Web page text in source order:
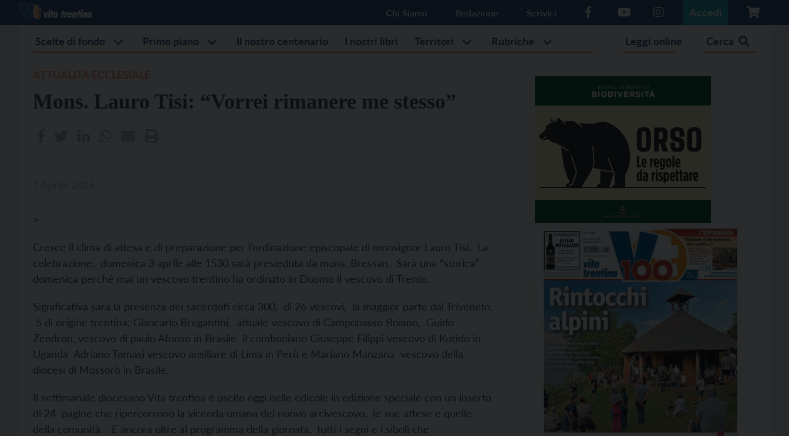
Chi Siamo Redazione Scrivici Accedi
Scelte di fondo Primo piano Il nostro centenario I nostri libri Territori Rubriche Leggi online Cerca
Mons. Lauro Tisi: “Vorrei rimanere me stesso”
>
Cresce il clima di attesa e di preparazione per l’ordinazione episcopale di monsignor Lauro Tisi. La
celebrazione, domenica 3 aprile alle 1530 sarà presieduta da mons. Bressan. Sarà una “storica”
domenica perché mai un vescovo trentino ha ordinato in Duomo il vescovo di Trento.
Significativa sarà la presenza dei sacerdoti circa 300, di 26 vescovi, la maggior parte dal Triveneto,
5 di origine trentina: Giancarlo Bregantini, attuale vescovo di Campobasso Boiano, Guido
Zendron, vescovo di paulo Afonso in Brasile il comboniano Giuseppe Filippi vescovo di Kotido in
Uganda Adriano Tomasi vescovo ausiliare di Lima in Perù e Mariano Manzana vescovo della
diocesi di Mossorò in Brasile.
Il settimanale diocesano Vita trentina è uscito oggi nelle edicole in edizione speciale con un inserto
di 24 pagine che ripercorrono la vicenda umana del nuovo arcivescovo, le sue attese e quelle
della comunità. E ancora oltre al programma della giornata, tutti i segni e i siboli che